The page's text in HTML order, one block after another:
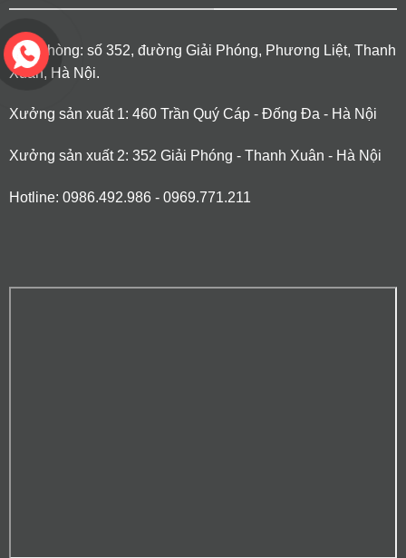
Văn phòng: số 352, đường Giải Phóng, Phương Liệt, Thanh
Xuân, Hà Nội.
Xưởng sản xuất 1: 460 Trần Quý Cáp - Đống Đa - Hà Nội
Xưởng sản xuất 2: 352 Giải Phóng - Thanh Xuân - Hà Nội
Hotline: 0986.492.986 - 0969.771.211